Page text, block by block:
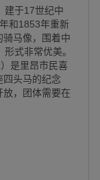
建于17世纪中
和1853年重新
马像，围着中
式非常优美。
是里昂市民喜
四头马的纪念
，团体需要在